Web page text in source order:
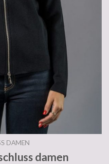
DAMEN
damen